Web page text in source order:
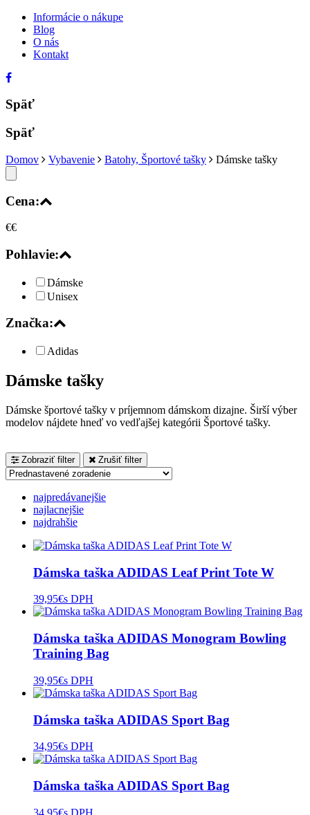
Informácie o nákupe
Blog
O nás
Kontakt
Späť
Späť
Domov Vybavenie Batohy, Športové tašky Dámske tašky
Cena:
€€
Pohlavie:
Dámske
Unisex
Značka:
Adidas
Dámske tašky
Dámske športové tašky v príjemnom dámskom dizajne. Širší výber
modelov nájdete hneď vo vedľajšej kategórii Športové tašky.
Zobraziť filter Zrušiť filter
najpredávanejšie
najlacnejšie
najdrahšie
Dámska taška ADIDAS Leaf Print Tote W
39,95€s DPH
Dámska taška ADIDAS Monogram Bowling
Training Bag
39,95€s DPH
Dámska taška ADIDAS Sport Bag
34,95€s DPH
Dámska taška ADIDAS Sport Bag
34,95€s DPH